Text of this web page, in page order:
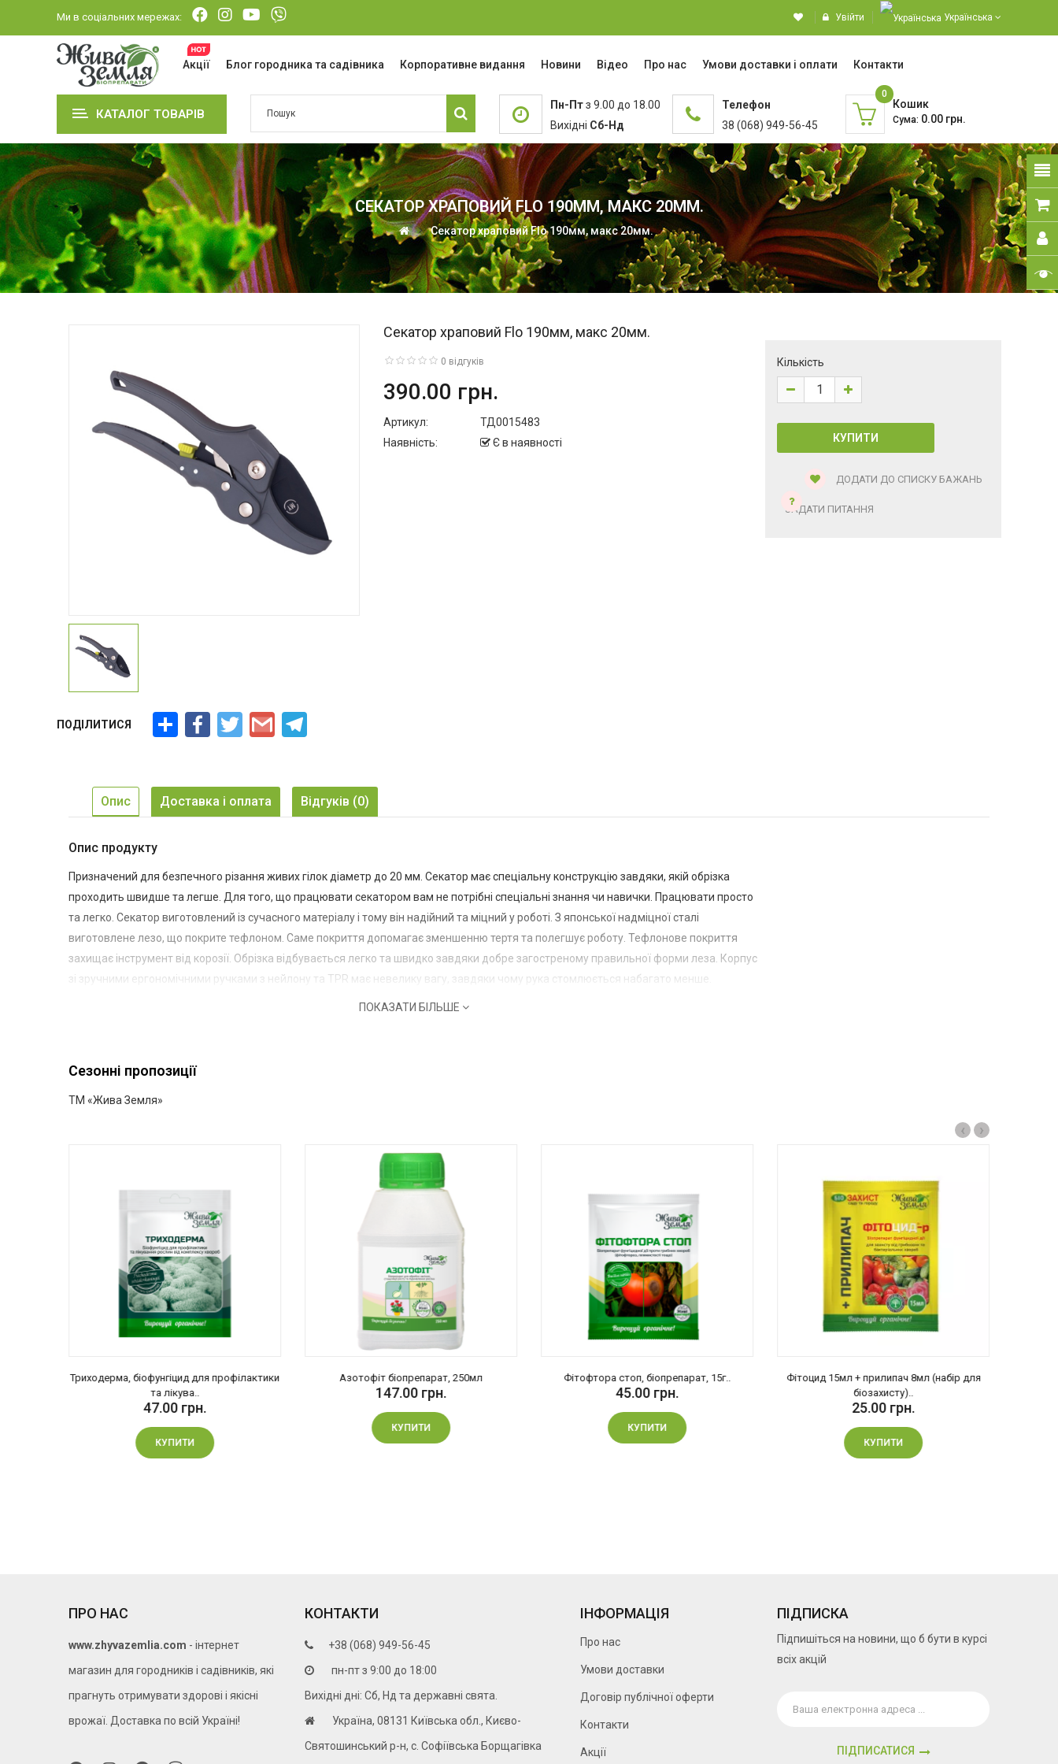
Ми в соціальних мережах: Українська
Увійти
Акції Блог городника та садівника Корпоративне видання Новини Відео Про нас Умови доставки і оплати Контакти
КАТАЛОГ ТОВАРІВ
Пн-Птз 9.00 до 18.00
Вихідні Сб-Нд
Телефон
38 (068) 949-56-45
Кошик
0
Сума: 0.00 грн.
СЕКАТОР ХРАПОВИЙ FLO 190ММ, МАКС 20ММ.
Секатор храповий Flo 190мм, макс 20мм.
Секатор храповий Flo 190мм, макс 20мм.
0 відгуків
390.00 грн.
Артикул:
ТД0015483
Наявність:
Є в наявності
Кількість
ДОДАТИ ДО СПИСКУ БАЖАНЬ
ЗАДАТИ ПИТАННЯ
ПОДІЛИТИСЯ Ресурс FacebookTwitter Gmail
Опис Доставка і оплата Відгуків (0)
Опис продукту
Призначений для безпечного різання живих гілок діаметр до 20 мм. Секатор має спеціальну конструкцію завдяки, якій обрізка
проходить швидше та легше. Для того, що працювати секатором вам не потрібні спеціальні знання чи навички. Працювати просто
та легко. Секатор виготовлений із сучасного матеріалу і тому він надійний та міцний у роботі. З японської надміцної сталі
виготовлене лезо, що покрите тефлоном. Саме покриття допомагає зменшенню тертя та полегшує роботу. Тефлонове покриття
захищає інструмент від корозії. Обрізка відбувається легко та швидко завдяки добре загостреному правильної форми леза. Корпус
зі зручними ергономічними ручками з нейлону та TPR має невелику вагу, завдяки чому рука стомлюється набагато менше.
ПОКАЗАТИ БІЛЬШЕ
Сезонні пропозиції
ТМ «Жива Земля»
‹ ›
Триходерма, біофунгіцид для профілактики
та лікува..
47.00 грн.
КУПИТИ
Азотофіт біопрепарат, 250мл
147.00 грн.
КУПИТИ
Фітофтора стоп, біопрепарат, 15г..
45.00 грн.
КУПИТИ
Фітоцид 15мл + прилипач 8мл (набір для
біозахисту)..
25.00 грн.
КУПИТИ
ПРО НАС
www.zhyvazemlia.com - інтернет
магазин для городників і садівників, які
прагнуть отримувати здорові і якісні
врожаї. Доставка по всій Україні!
КОНТАКТИ
+38 (068) 949-56-45
пн-пт з 9:00 до 18:00
Вихідні дні: Сб, Нд та державні свята.
Україна, 08131 Київська обл., Києво-
Святошинський р-н, с. Софіївська Борщагівка
ІНФОРМАЦІЯ
Про нас
Умови доставки
Договір публічної оферти
Контакти
Акції
ПІДПИСКА
Підпишіться на новини, що б бути в курсі
всіх акцій
ПІДПИСАТИСЯ